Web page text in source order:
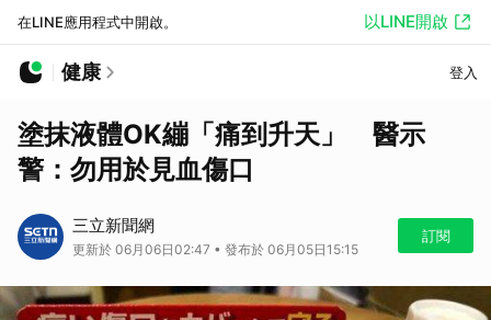
在LINE應用程式中開啟。 以LINE開啟
健康 登入
塗抹液體OK繃「痛到升天」 醫示
警：勿用於見血傷口
三立新聞網
更新於 06月06日02:47 • 發布於 06月05日15:15
訂閱